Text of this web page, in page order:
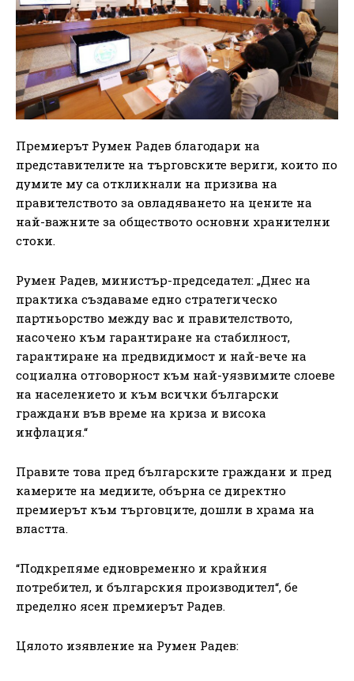
Премиерът Румен Радев благодари на
представителите на търговските вериги, които по
думите му са откликнали на призива на
правителството за овладяването на цените на
най-важните за обществото основни хранителни
стоки.
Румен Радев, министър-председател: „Днес на
практика създаваме едно стратегическо
партньорство между вас и правителството,
насочено към гарантиране на стабилност,
гарантиране на предвидимост и най-вече на
социална отговорност към най-уязвимите слоеве
на населението и към всички български
граждани във време на криза и висока
инфлация.“
Правите това пред българските граждани и пред
камерите на медиите, обърна се директно
премиерът към търговците, дошли в храма на
властта.
“Подкрепяме едновременно и крайния
потребител, и българския производител“, бе
пределно ясен премиерът Радев.
Цялото изявление на Румен Радев: